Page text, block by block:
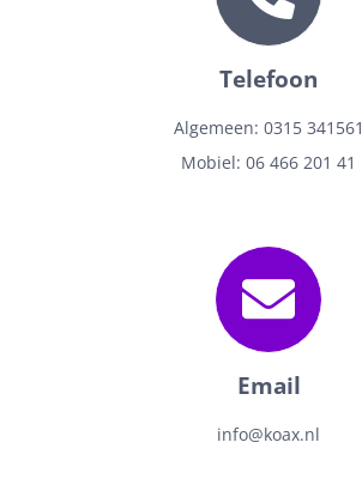
Telefoon
Algemeen: 0315 341561
Mobiel: 06 466 201 41
Email
info@koax.nl